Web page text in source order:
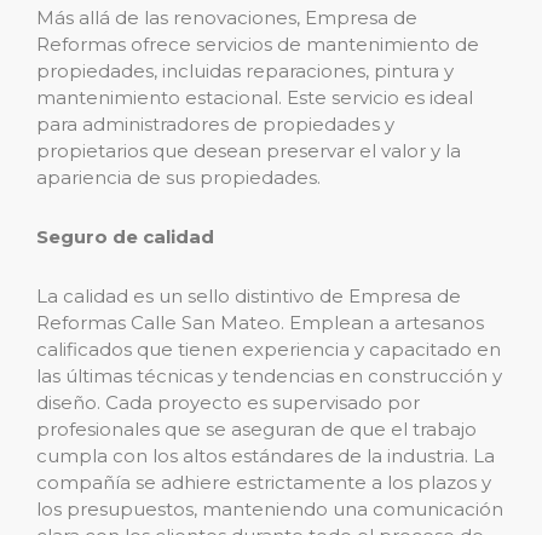
Más allá de las renovaciones, Empresa de
Reformas ofrece servicios de mantenimiento de
propiedades, incluidas reparaciones, pintura y
mantenimiento estacional. Este servicio es ideal
para administradores de propiedades y
propietarios que desean preservar el valor y la
apariencia de sus propiedades.
Seguro de calidad
La calidad es un sello distintivo de Empresa de
Reformas Calle San Mateo. Emplean a artesanos
calificados que tienen experiencia y capacitado en
las últimas técnicas y tendencias en construcción y
diseño. Cada proyecto es supervisado por
profesionales que se aseguran de que el trabajo
cumpla con los altos estándares de la industria. La
compañía se adhiere estrictamente a los plazos y
los presupuestos, manteniendo una comunicación